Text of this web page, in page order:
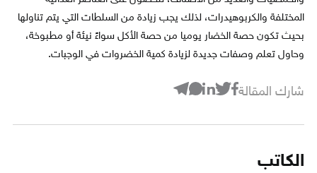
المختلفة والكربوهيدرات، لذلك يجب زيادة من السلطات التي يتم تناولها
بحيث تكون حصة الخضار يوميا من حصة الأكل سواءً نيئة أو مطبوخة،
وحاول تعلم وصفات جديدة لزيادة كمية الخضروات في الوجبات.
شارك المقالة
الكاتب